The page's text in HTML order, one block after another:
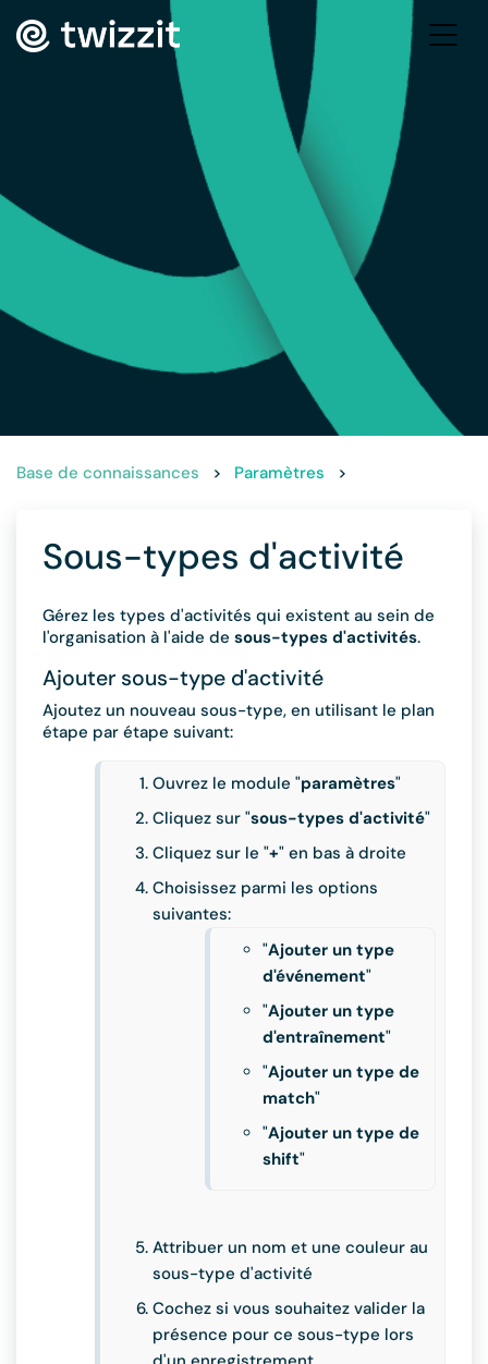
Base de connaissances > Paramètres >
Sous-types d'activité
Gérez les types d'activités qui existent au sein de
l'organisation à l'aide de sous-types d'activités.
Ajouter sous-type d'activité
Ajoutez un nouveau sous-type, en utilisant le plan
étape par étape suivant:
Ouvrez le module "paramètres"
Cliquez sur "sous-types d'activité"
Cliquez sur le "+" en bas à droite
Choisissez parmi les options
suivantes:
"Ajouter un type
d'événement"
"Ajouter un type
d'entraînement"
"Ajouter un type de
match"
"Ajouter un type de
shift"
Attribuer un nom et une couleur au
sous-type d'activité
Cochez si vous souhaitez valider la
présence pour ce sous-type lors